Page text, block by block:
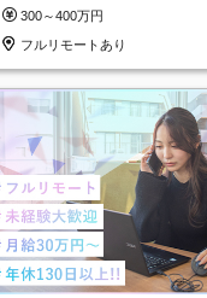
300～400万円
フルリモートあり